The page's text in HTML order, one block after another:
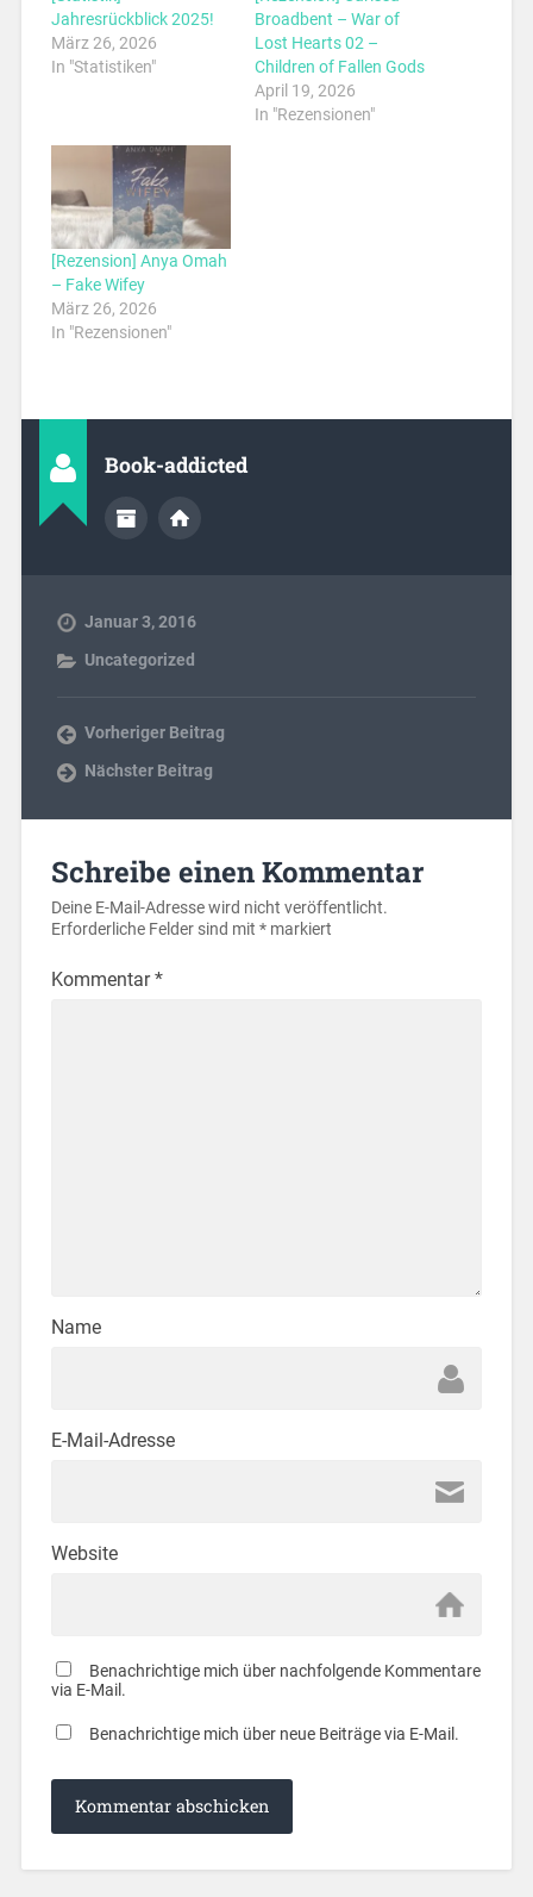
Jahresrückblick 2025!
März 26, 2026
In "Statistiken"
Broadbent – War of
Lost Hearts 02 –
Children of Fallen Gods
April 19, 2026
In "Rezensionen"
[Rezension] Anya Omah
– Fake Wifey
März 26, 2026
In "Rezensionen"
Book-addicted
Januar 3, 2016
Uncategorized
Vorheriger Beitrag
Nächster Beitrag
Schreibe einen Kommentar
Deine E-Mail-Adresse wird nicht veröffentlicht.
Erforderliche Felder sind mit *markiert
Kommentar*
Name
E-Mail-Adresse
Website
Benachrichtige mich über nachfolgende Kommentare
via E-Mail.
Benachrichtige mich über neue Beiträge via E-Mail.